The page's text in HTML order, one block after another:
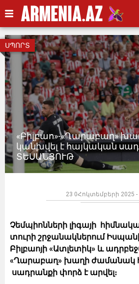
«Բիլբաո»-«Ղարաբաղ»
կանխվել է հայկական
ՏԵՍԱՆՅՈՒԹ
ՍՊՈՐՏ
23 0Հոկտեմբերի 2025 -
Չեմպիոնների լիգայի
տուրի շրջանակներում
Բիլբաոյի «Ատլետիկ» և
«Ղարաբաղ» խաղի ժամանակ
սադրանքի փորձ է արվել։